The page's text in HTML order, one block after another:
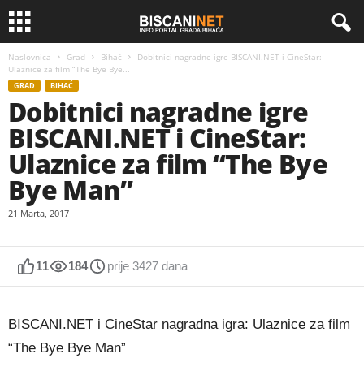
Naslovnica Grad Bihać
Dobitnici nagradne igre BISCANI.NET i CineStar:
Ulaznice za film “The Bye Bye...
GRAD BIHAĆ
Dobitnici nagradne igre
BISCANI.NET i CineStar:
Ulaznice za film “The Bye
Bye Man”
21 Marta, 2017
11 184 prije 3427 dana
BISCANI.NET i CineStar nagradna igra: Ulaznice za film
“The Bye Bye Man”